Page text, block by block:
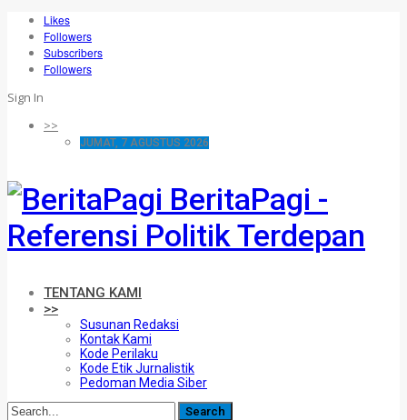
Likes
Followers
Subscribers
Followers
Sign In
>>
JUMAT, 7 AGUSTUS 2026
BeritaPagi -
Referensi Politik Terdepan
TENTANG KAMI
>>
Susunan Redaksi
Kontak Kami
Kode Perilaku
Kode Etik Jurnalistik
Pedoman Media Siber